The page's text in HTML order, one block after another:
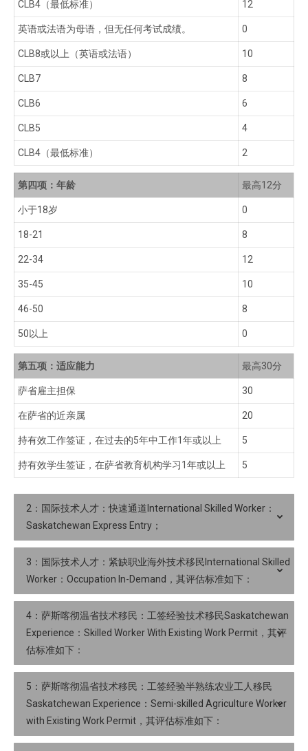
CLB4（最低标准） 12
英语或法语为母语，但无任何考试成绩。 0
CLB8或以上（英语或法语） 10
CLB7 8
CLB6 6
CLB5 4
CLB4（最低标准） 2
第四项：年龄 最高12分
小于18岁 0
18-21 8
22-34 12
35-45 10
46-50 8
50以上 0
第五项：适应能力 最高30分
萨省雇主担保 30
在萨省的近亲属 20
持有效工作签证，在过去的5年中工作1年或以上 5
持有效学生签证，在萨省教育机构学习1年或以上 5
2：国际技术人才：快速通道International Skilled Worker：
Saskatchewan Express Entry；
3：国际技术人才：紧缺职业海外技术移民International Skilled
Worker：Occupation In-Demand，其评估标准如下：
4：萨斯喀彻温省技术移民：工签经验技术移民Saskatchewan
Experience：Skilled Worker With Existing Work Permit，其评
估标准如下：
5：萨斯喀彻温省技术移民：工签经验半熟练农业工人移民
Saskatchewan Experience：Semi-skilled Agriculture Worker
with Existing Work Permit，其评估标准如下：